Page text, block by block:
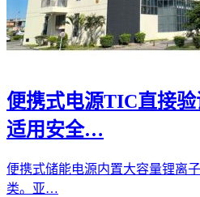
便携式电源TIC直接验
适用安全…
便携式储能电源内置大容量锂离
类。亚…